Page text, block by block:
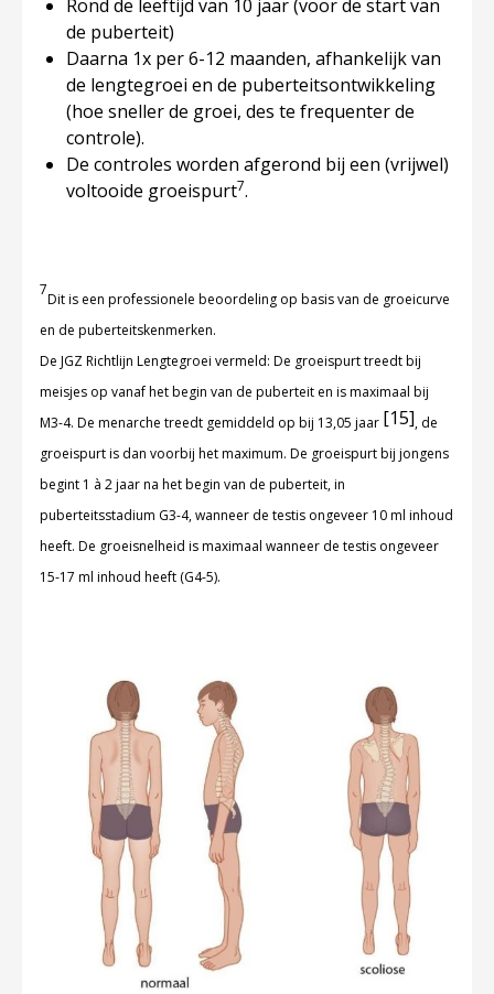
Rond de leeftijd van 10 jaar (voor de start van
de puberteit)
Daarna 1x per 6-12 maanden, afhankelijk van
de lengtegroei en de puberteitsontwikkeling
(hoe sneller de groei, des te frequenter de
controle).
De controles worden afgerond bij een (vrijwel)
voltooide groeispurt7.
7
Dit is een professionele beoordeling op basis van de groeicurve
en de puberteitskenmerken.
De JGZ Richtlijn Lengtegroei vermeld: De groeispurt treedt bij
meisjes op vanaf het begin van de puberteit en is maximaal bij
M3-4. De menarche treedt gemiddeld op bij 13,05 jaar [15], de
groeispurt is dan voorbij het maximum. De groeispurt bij jongens
begint 1 à 2 jaar na het begin van de puberteit, in
puberteitsstadium G3-4, wanneer de testis ongeveer 10 ml inhoud
heeft. De groeisnelheid is maximaal wanneer de testis ongeveer
15-17 ml inhoud heeft (G4-5).